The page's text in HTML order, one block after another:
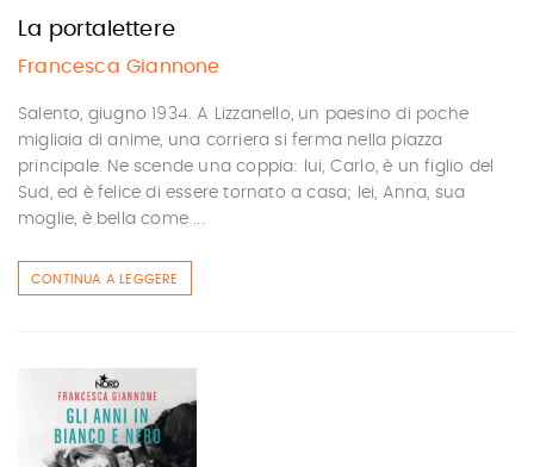
La portalettere
Francesca Giannone
Salento, giugno 1934. A Lizzanello, un paesino di poche
migliaia di anime, una corriera si ferma nella piazza
principale. Ne scende una coppia: lui, Carlo, è un figlio del
Sud, ed è felice di essere tornato a casa; lei, Anna, sua
moglie, è bella come ...
CONTINUA A LEGGERE